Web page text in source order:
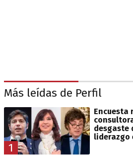
Más leídas de Perfil
1
Encuesta
desgaste
liderazgo